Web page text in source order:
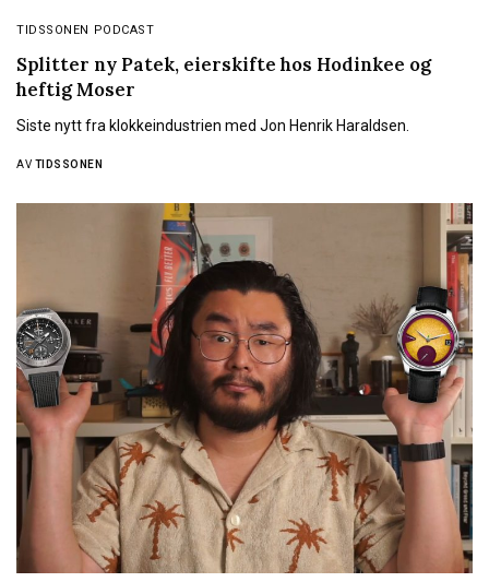
TIDSSONEN PODCAST
Splitter ny Patek, eierskifte hos Hodinkee og
heftig Moser
Siste nytt fra klokkeindustrien med Jon Henrik Haraldsen.
AV TIDSSONEN